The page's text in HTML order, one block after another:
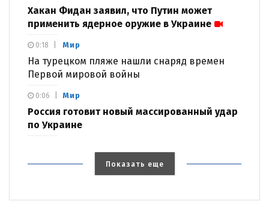
Хакан Фидан заявил, что Путин может
применить ядерное оружие в Украине
Мир
На турецком пляже нашли снаряд времен
Первой мировой войны
0:18
Мир
Россия готовит новый массированный удар
по Украине
0:06
Показать еще